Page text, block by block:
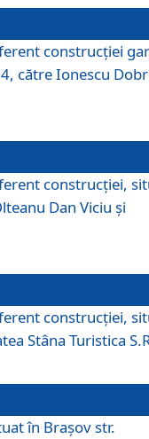
construcției
către Ionescu
construcției,
Dan Viciu și
construcției,
Stâna Turistica
în Brașov str.